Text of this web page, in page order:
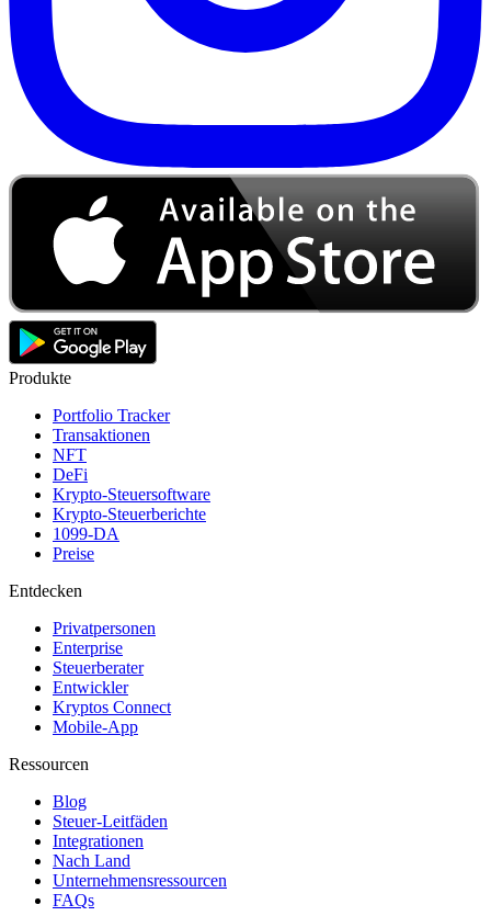
Produkte
Portfolio Tracker
Transaktionen
NFT
DeFi
Krypto-Steuersoftware
Krypto-Steuerberichte
1099-DA
Preise
Entdecken
Privatpersonen
Enterprise
Steuerberater
Entwickler
Kryptos Connect
Mobile-App
Ressourcen
Blog
Steuer-Leitfäden
Integrationen
Nach Land
Unternehmensressourcen
FAQs